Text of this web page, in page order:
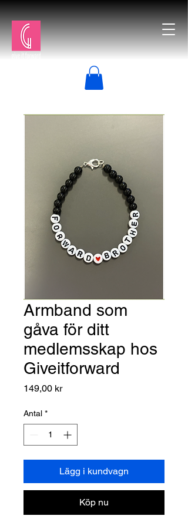
Armband som
gåva för ditt
medlemsskap hos
Giveitforward
149,00 krPris
Antal *
Lägg i kundvagn
Köp nu